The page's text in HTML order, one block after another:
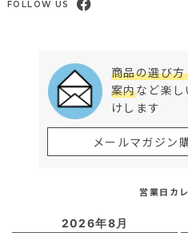
FOLLOW US
商品の選び
案内など楽
けします
メールマガジン
営業日カ
2026年8月